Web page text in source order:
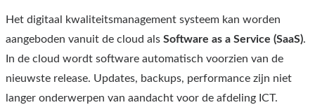
Het digitaal kwaliteitsmanagement systeem kan worden
aangeboden vanuit de cloud als Software as a Service (SaaS).
In de cloud wordt software automatisch voorzien van de
nieuwste release. Updates, backups, performance zijn niet
langer onderwerpen van aandacht voor de afdeling ICT.